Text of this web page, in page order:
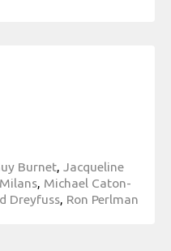
Burnet, Jacqueline
, Michael Caton-
Dreyfuss, Ron Perlman